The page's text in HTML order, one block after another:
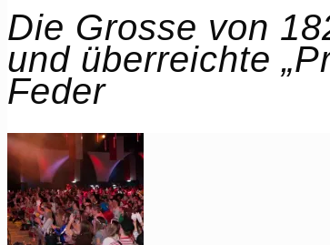
Die Grosse von
und überreichte
Feder